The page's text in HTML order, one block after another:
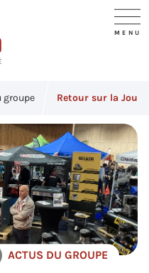
groupe Retour sur la
ACTUS DU GROUPE